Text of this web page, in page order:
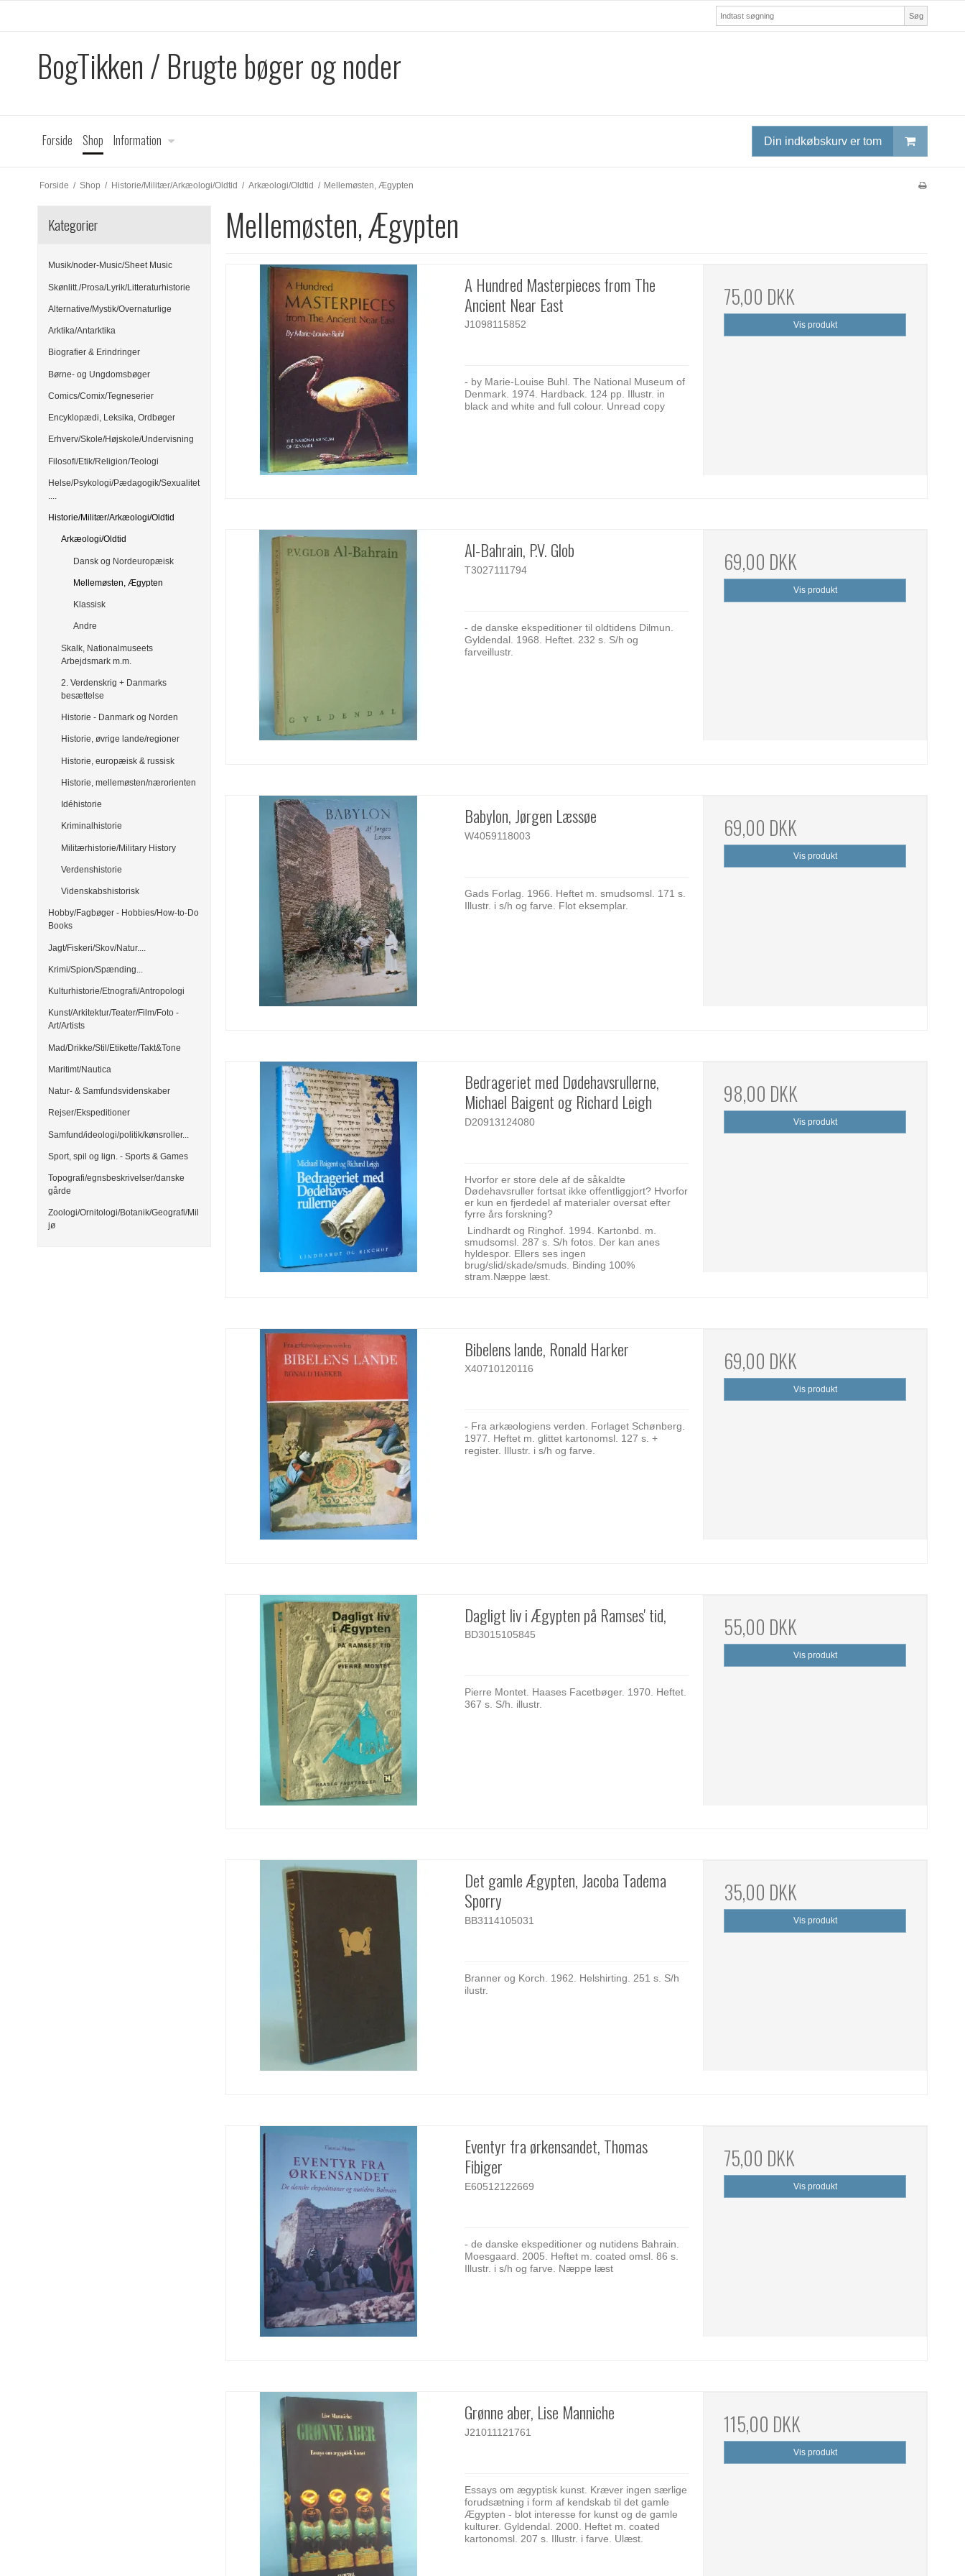
Søg
BogTikken / Brugte bøger og noder
Forside Shop Information Din indkøbskurv er tom
Forside / Shop / Historie/Militær/Arkæologi/Oldtid / Arkæologi/Oldtid / Mellemøsten, Ægypten
Kategorier
Musik/noder-Music/Sheet Music
Skønlitt./Prosa/Lyrik/Litteraturhistorie
Alternative/Mystik/Overnaturlige
Arktika/Antarktika
Biografier & Erindringer
Børne- og Ungdomsbøger
Comics/Comix/Tegneserier
Encyklopædi, Leksika, Ordbøger
Erhverv/Skole/Højskole/Undervisning
Filosofi/Etik/Religion/Teologi
Helse/Psykologi/Pædagogik/Sexualitet
....
Historie/Militær/Arkæologi/Oldtid
Arkæologi/Oldtid
Dansk og Nordeuropæisk
Mellemøsten, Ægypten
Klassisk
Andre
Skalk, Nationalmuseets
Arbejdsmark m.m.
2. Verdenskrig + Danmarks
besættelse
Historie - Danmark og Norden
Historie, øvrige lande/regioner
Historie, europæisk & russisk
Historie, mellemøsten/nærorienten
Idéhistorie
Kriminalhistorie
Militærhistorie/Military History
Verdenshistorie
Videnskabshistorisk
Hobby/Fagbøger - Hobbies/How-to-Do
Books
Jagt/Fiskeri/Skov/Natur....
Krimi/Spion/Spænding...
Kulturhistorie/Etnografi/Antropologi
Kunst/Arkitektur/Teater/Film/Foto -
Art/Artists
Mad/Drikke/Stil/Etikette/Takt&Tone
Maritimt/Nautica
Natur- & Samfundsvidenskaber
Rejser/Ekspeditioner
Samfund/ideologi/politik/kønsroller...
Sport, spil og lign. - Sports & Games
Topografi/egnsbeskrivelser/danske
gårde
Zoologi/Ornitologi/Botanik/Geografi/Mil
jø
Mellemøsten, Ægypten
A Hundred Masterpieces from The
Ancient Near East
J1098115852
- by Marie-Louise Buhl. The National Museum of
Denmark. 1974. Hardback. 124 pp. Illustr. in
black and white and full colour. Unread copy
75,00 DKK
Vis produkt
Al-Bahrain, P.V. Glob
T3027111794
- de danske ekspeditioner til oldtidens Dilmun.
Gyldendal. 1968. Heftet. 232 s. S/h og
farveillustr.
69,00 DKK
Vis produkt
Babylon, Jørgen Læssøe
W4059118003
Gads Forlag. 1966. Heftet m. smudsomsl. 171 s.
Illustr. i s/h og farve. Flot eksemplar.
69,00 DKK
Vis produkt
Bedrageriet med Dødehavsrullerne,
Michael Baigent og Richard Leigh
D20913124080
Hvorfor er store dele af de såkaldte
Dødehavsruller fortsat ikke offentliggjort? Hvorfor
er kun en fjerdedel af materialer oversat efter
fyrre års forskning?
Lindhardt og Ringhof. 1994. Kartonbd. m.
smudsomsl. 287 s. S/h fotos. Der kan anes
hyldespor. Ellers ses ingen
brug/slid/skade/smuds. Binding 100%
stram.Næppe læst.
98,00 DKK
Vis produkt
Bibelens lande, Ronald Harker
X40710120116
- Fra arkæologiens verden. Forlaget Schønberg.
1977. Heftet m. glittet kartonomsl. 127 s. +
register. Illustr. i s/h og farve.
69,00 DKK
Vis produkt
Dagligt liv i Ægypten på Ramses' tid,
BD3015105845
Pierre Montet. Haases Facetbøger. 1970. Heftet.
367 s. S/h. illustr.
55,00 DKK
Vis produkt
Det gamle Ægypten, Jacoba Tadema
Sporry
BB3114105031
Branner og Korch. 1962. Helshirting. 251 s. S/h
ilustr.
35,00 DKK
Vis produkt
Eventyr fra ørkensandet, Thomas
Fibiger
E60512122669
- de danske ekspeditioner og nutidens Bahrain.
Moesgaard. 2005. Heftet m. coated omsl. 86 s.
Illustr. i s/h og farve. Næppe læst
75,00 DKK
Vis produkt
Grønne aber, Lise Manniche
J21011121761
Essays om ægyptisk kunst. Kræver ingen særlige
forudsætning i form af kendskab til det gamle
Ægypten - blot interesse for kunst og de gamle
kulturer. Gyldendal. 2000. Heftet m. coated
kartonomsl. 207 s. Illustr. i farve. Ulæst.
115,00 DKK
Vis produkt